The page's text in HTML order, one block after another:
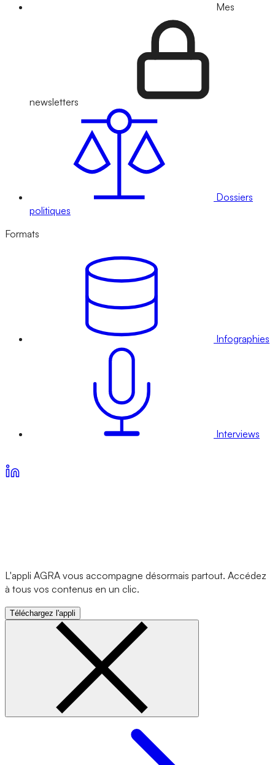
Mes
newsletters
Dossiers
politiques
Formats
Infographies
Interviews
L'appli AGRA vous accompagne désormais partout. Accédez
à tous vos contenus en un clic.
Téléchargez l'appli